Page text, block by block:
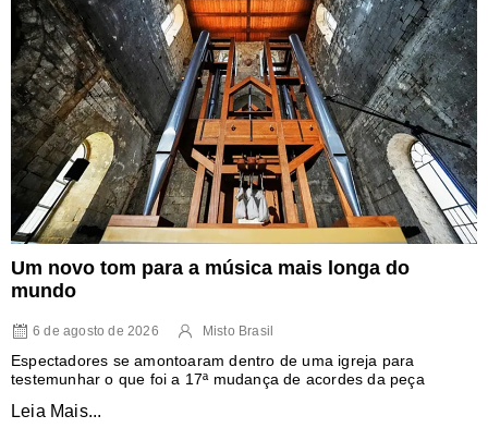
Um novo tom para a música mais longa do
mundo
6 de agosto de 2026 Misto Brasil
Espectadores se amontoaram dentro de uma igreja para
testemunhar o que foi a 17ª mudança de acordes da peça
Leia Mais...